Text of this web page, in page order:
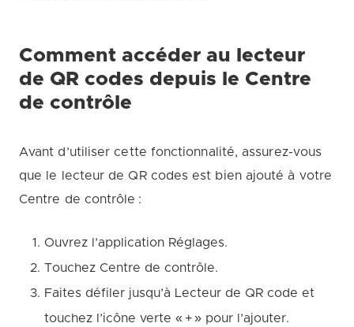
Comment accéder au lecteur
de QR codes depuis le Centre
de contrôle
Avant d’utiliser cette fonctionnalité, assurez-vous
que le lecteur de QR codes est bien ajouté à votre
Centre de contrôle :
Ouvrez l’application Réglages.
Touchez Centre de contrôle.
Faites défiler jusqu’à Lecteur de QR code et
touchez l’icône verte « + » pour l’ajouter.